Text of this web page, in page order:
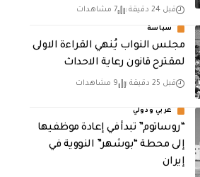
قبل 24 دقيقة 7 مشاهدات
سياسة
مجلس النواب يُنهي القراءة الاولى
لمقترح قانون رعاية الاحداث
قبل 25 دقيقة 9 مشاهدات
عربي ودولي
“روساتوم” تبدأ في إعادة موظفيها
إلى محطة “بوشهر” النووية في
إيران